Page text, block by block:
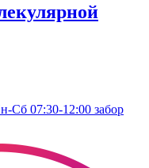
Сб 07:30-12:00 забор